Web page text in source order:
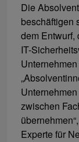
Die
beschäftigen
dem Entwurf,
IT-
zwischen
Experte für